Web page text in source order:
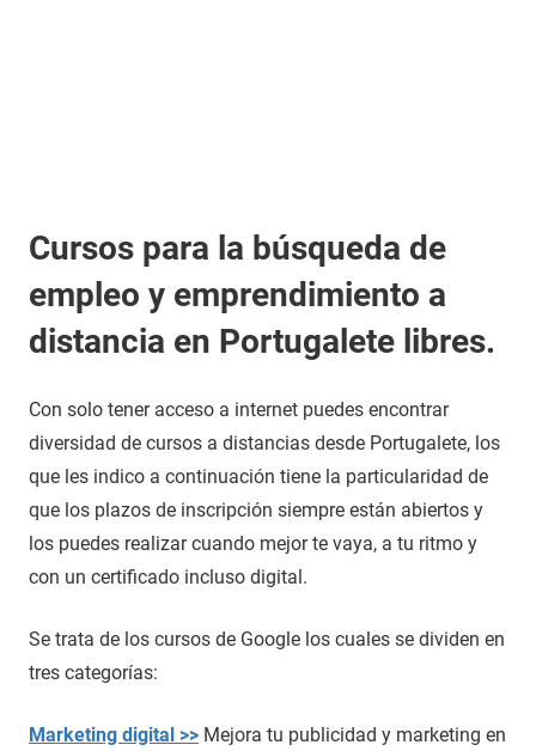
Cursos para la búsqueda de
empleo y emprendimiento a
distancia en Portugalete libres.
Con solo tener acceso a internet puedes encontrar
diversidad de cursos a distancias desde Portugalete, los
que les indico a continuación tiene la particularidad de
que los plazos de inscripción siempre están abiertos y
los puedes realizar cuando mejor te vaya, a tu ritmo y
con un certificado incluso digital.
Se trata de los cursos de Google los cuales se dividen en
tres categorías:
Marketing digital >> Mejora tu publicidad y marketing en